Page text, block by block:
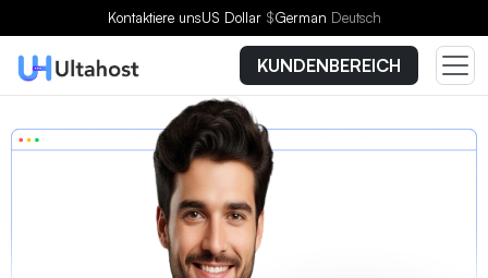
Kontaktiere unsUS Dollar $German Deutsch
KUNDENBEREICH